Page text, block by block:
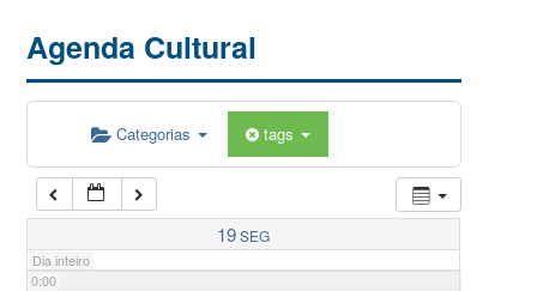
Agenda Cultural
Categorias tags
19SEG
Dia inteiro
0:00